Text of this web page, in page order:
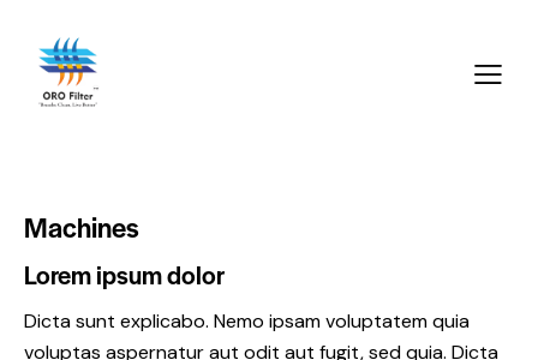
Machines
Lorem ipsum dolor
Dicta sunt explicabo. Nemo ipsam voluptatem quia
voluptas aspernatur aut odit aut fugit, sed quia. Dicta